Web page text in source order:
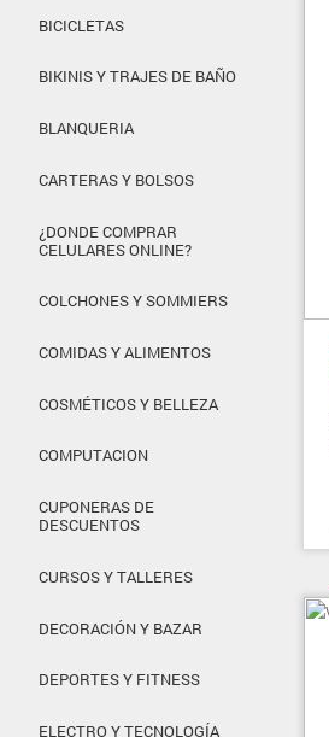
BICICLETAS
BIKINIS Y TRAJES DE BAÑO
BLANQUERIA
CARTERAS Y BOLSOS
¿DONDE COMPRAR
CELULARES ONLINE?
COLCHONES Y SOMMIERS
COMIDAS Y ALIMENTOS
COSMÉTICOS Y BELLEZA
COMPUTACION
CUPONERAS DE
DESCUENTOS
CURSOS Y TALLERES
DECORACIÓN Y BAZAR
DEPORTES Y FITNESS
ELECTRO Y TECNOLOGÍA